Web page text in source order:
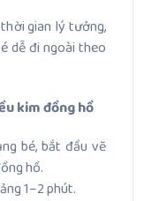
gian lý tưởng,
dễ đi ngoài theo
kim đồng hồ
bé, bắt đầu vẽ
hồ.
1–2 phút.